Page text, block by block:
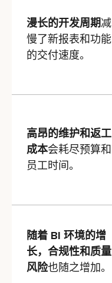
漫长的开发周期减
慢了新报表和功能
的交付速度。
高昂的维护和返工
成本会耗尽预算和
员工时间。
随着 BI 环境的增
长，合规性和质量
风险也随之增加。